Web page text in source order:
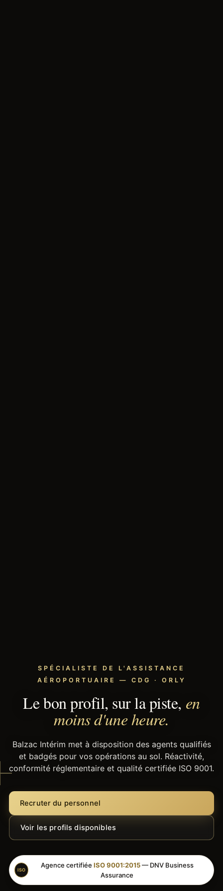
SPÉCIALISTE DE L'ASSISTANCE
AÉROPORTUAIRE — CDG · ORLY
Le bon profil, sur la piste, en
moins d'une heure.
Balzac Intérim met à disposition des agents qualifiés
et badgés pour vos opérations au sol. Réactivité,
conformité réglementaire et qualité certifiée ISO 9001.
Recruter du personnel
Voir les profils disponibles
ISO
Agence certifiée ISO 9001:2015— DNV Business
Assurance